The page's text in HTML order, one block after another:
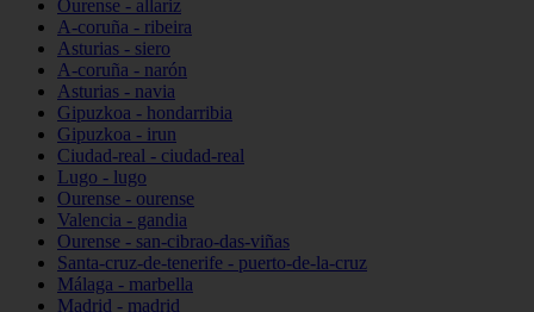
Ourense - allariz
A-coruña - ribeira
Asturias - siero
A-coruña - narón
Asturias - navia
Gipuzkoa - hondarribia
Gipuzkoa - irun
Ciudad-real - ciudad-real
Lugo - lugo
Ourense - ourense
Valencia - gandia
Ourense - san-cibrao-das-viñas
Santa-cruz-de-tenerife - puerto-de-la-cruz
Málaga - marbella
Madrid - madrid